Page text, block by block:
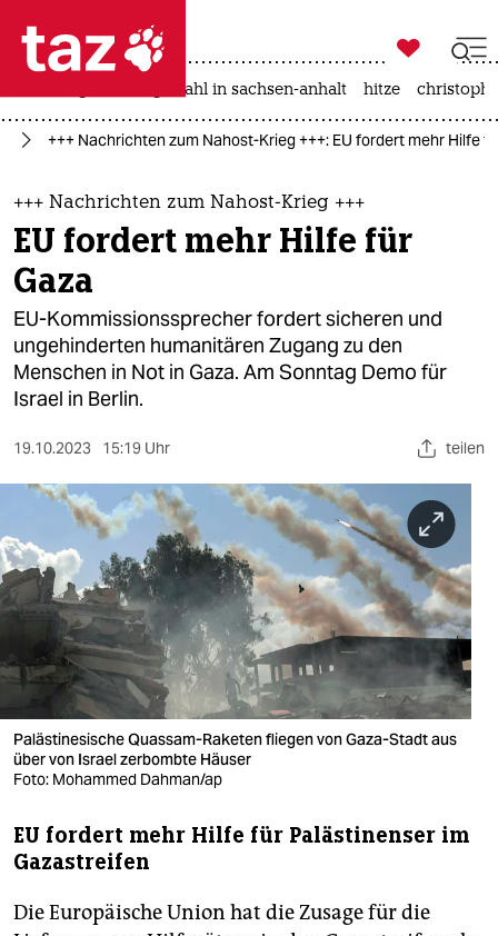
 taz zahl ich
taz zahl ich
themen
politik
öko
gesellschaft
kultur
sport
berlin
nord
wahrheit
verlag
verlag
veranstaltungen
shop
fragen & hilfe
unterstützen
abo

taz zahl ich
landtagswahl in sachsen-anhalt hitze
+++ Nachrichten zum Nahost-Krieg +++: EU fordert mehr Hilfe
+++ Nachrichten zum Nahost-Krieg +++
EU fordert mehr Hilfe für
Gaza
EU-Kommissionssprecher fordert sicheren und
ungehinderten humanitären Zugang zu den
Menschen in Not in Gaza. Am Sonntag Demo für
Israel in Berlin.
19.10.2023 15:19 Uhr teilen
Palästinesische Quassam-Raketen fliegen von Gaza-Stadt aus
über von Israel zerbombte Häuser
Foto: Mohammed Dahman/ap
EU fordert mehr Hilfe für Palästinenser im
Gazastreifen
Die Europäische Union hat die Zusage für die